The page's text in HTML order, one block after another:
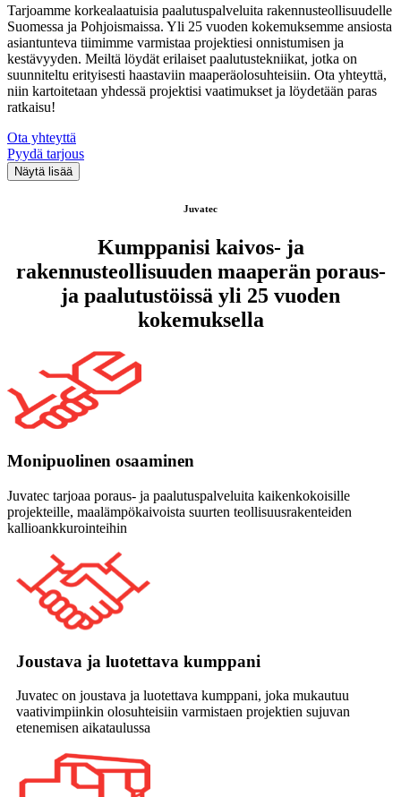
Tarjoamme korkealaatuisia paalutuspalveluita rakennusteollisuudelle
Suomessa ja Pohjoismaissa. Yli 25 vuoden kokemuksemme ansiosta
asiantunteva tiimimme varmistaa projektiesi onnistumisen ja
kestävyyden. Meiltä löydät erilaiset paalutustekniikat, jotka on
suunniteltu erityisesti haastaviin maaperäolosuhteisiin. Ota yhteyttä,
niin kartoitetaan yhdessä projektisi vaatimukset ja löydetään paras
ratkaisu!
Ota yhteyttä
Pyydä tarjous
Juvatec
Kumppanisi kaivos- ja
rakennusteollisuuden maaperän poraus-
ja paalutustöissä yli 25 vuoden
kokemuksella
Monipuolinen osaaminen
Juvatec tarjoaa poraus- ja paalutuspalveluita kaikenkokoisille
projekteille, maalämpökaivoista suurten teollisuusrakenteiden
kallioankkurointeihin
Joustava ja luotettava kumppani
Juvatec on joustava ja luotettava kumppani, joka mukautuu
vaativimpiinkin olosuhteisiin varmistaen projektien sujuvan
etenemisen aikataulussa